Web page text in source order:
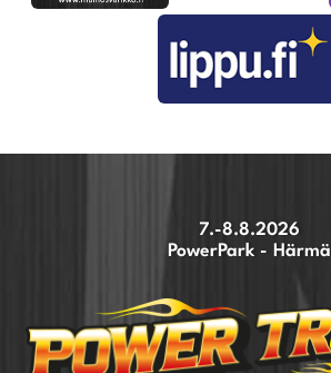
7.-8.8.2026
PowerPark - Härmä